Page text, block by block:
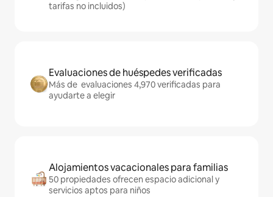
tarifas no incluidos)
Evaluaciones de huéspedes verificadas
Más de evaluaciones 4,970 verificadas para
ayudarte a elegir
Alojamientos vacacionales para familias
50 propiedades ofrecen espacio adicional y
servicios aptos para niños